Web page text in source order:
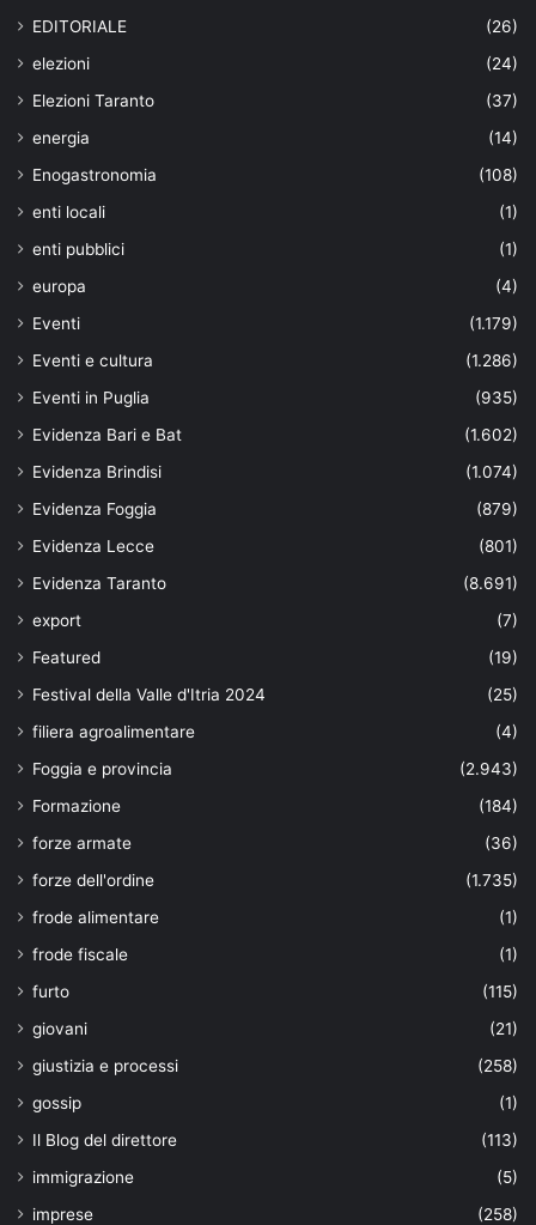
EDITORIALE
(26)
elezioni
(24)
Elezioni Taranto
(37)
energia
(14)
Enogastronomia
(108)
enti locali
(1)
enti pubblici
(1)
europa
(4)
Eventi
(1.179)
Eventi e cultura
(1.286)
Eventi in Puglia
(935)
Evidenza Bari e Bat
(1.602)
Evidenza Brindisi
(1.074)
Evidenza Foggia
(879)
Evidenza Lecce
(801)
Evidenza Taranto
(8.691)
export
(7)
Featured
(19)
Festival della Valle d'Itria 2024
(25)
filiera agroalimentare
(4)
Foggia e provincia
(2.943)
Formazione
(184)
forze armate
(36)
forze dell'ordine
(1.735)
frode alimentare
(1)
frode fiscale
(1)
furto
(115)
giovani
(21)
giustizia e processi
(258)
gossip
(1)
Il Blog del direttore
(113)
immigrazione
(5)
imprese
(258)